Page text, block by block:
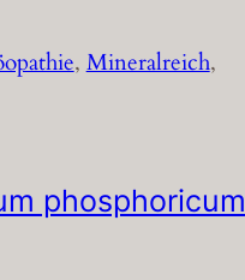
, Mineralreich
phosphoricum